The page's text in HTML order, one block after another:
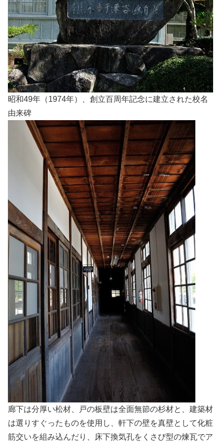
昭和49年（1974年）、創立百周年記念に建立された校名
由来碑
廊下は分厚い松材、戸の板壁は全面無節の杉材と、建築材
は選りすぐったものを使用し、軒下の壁を真壁として化粧
筋交いを組み込んだり、床下換気孔をくさび型の煉瓦でア